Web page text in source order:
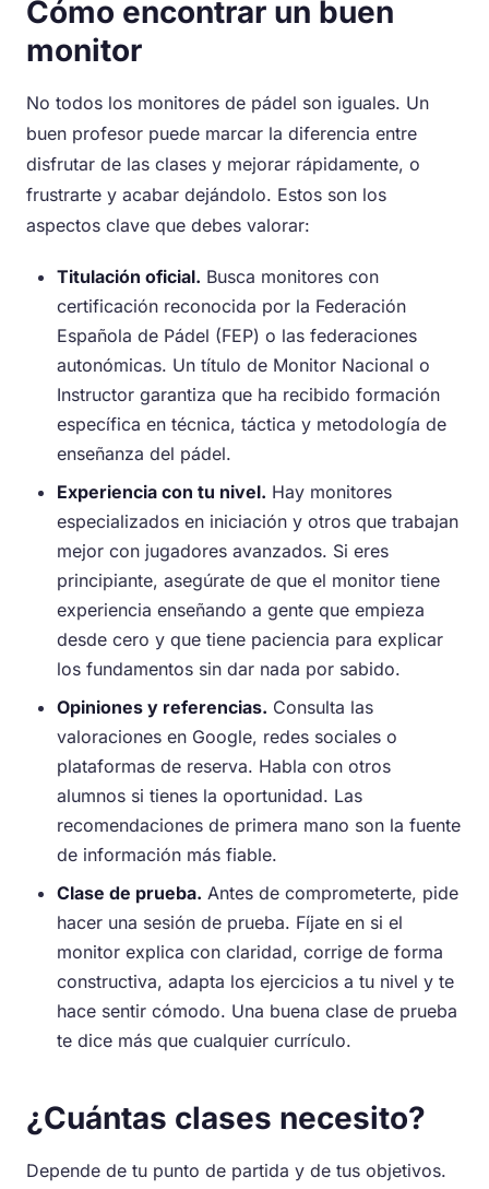
Cómo encontrar un buen
monitor
No todos los monitores de pádel son iguales. Un
buen profesor puede marcar la diferencia entre
disfrutar de las clases y mejorar rápidamente, o
frustrarte y acabar dejándolo. Estos son los
aspectos clave que debes valorar:
Titulación oficial. Busca monitores con
certificación reconocida por la Federación
Española de Pádel (FEP) o las federaciones
autonómicas. Un título de Monitor Nacional o
Instructor garantiza que ha recibido formación
específica en técnica, táctica y metodología de
enseñanza del pádel.
Experiencia con tu nivel. Hay monitores
especializados en iniciación y otros que trabajan
mejor con jugadores avanzados. Si eres
principiante, asegúrate de que el monitor tiene
experiencia enseñando a gente que empieza
desde cero y que tiene paciencia para explicar
los fundamentos sin dar nada por sabido.
Opiniones y referencias. Consulta las
valoraciones en Google, redes sociales o
plataformas de reserva. Habla con otros
alumnos si tienes la oportunidad. Las
recomendaciones de primera mano son la fuente
de información más fiable.
Clase de prueba. Antes de comprometerte, pide
hacer una sesión de prueba. Fíjate en si el
monitor explica con claridad, corrige de forma
constructiva, adapta los ejercicios a tu nivel y te
hace sentir cómodo. Una buena clase de prueba
te dice más que cualquier currículo.
¿Cuántas clases necesito?
Depende de tu punto de partida y de tus objetivos.